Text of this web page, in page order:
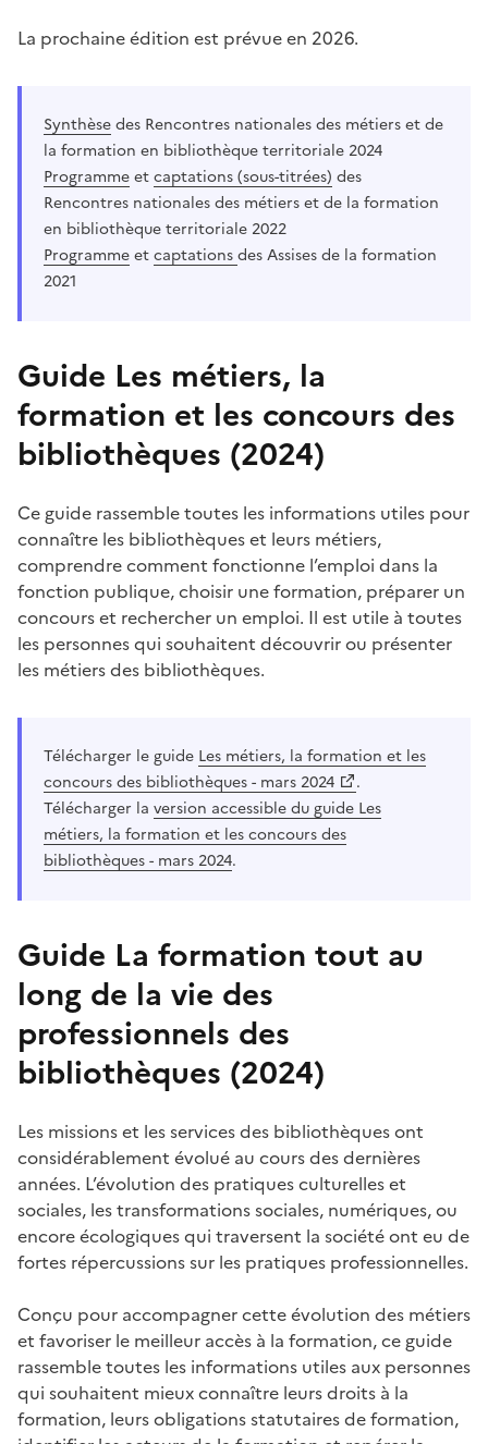
La prochaine édition est prévue en 2026.
Synthèsedes Rencontres nationales des métiers et de
la formation en bibliothèque territoriale 2024
Programmeetcaptations (sous-titrées) des
Rencontres nationales des métiers et de la formation
en bibliothèque territoriale 2022
Programmeetcaptationsdes Assises de la formation
2021
Guide Les métiers, la
formation et les concours des
bibliothèques (2024)
Ce guide rassemble toutes les informations utiles pour
connaître les bibliothèques et leurs métiers,
comprendre comment fonctionne l’emploi dans la
fonction publique, choisir une formation, préparer un
concours et rechercher un emploi. Il est utile à toutes
les personnes qui souhaitent découvrir ou présenter
les métiers des bibliothèques.
Télécharger le guide Les métiers, la formation et les
concours des bibliothèques - mars 2024
.
Télécharger la version accessible du guide Les
métiers, la formation et les concours des
bibliothèques - mars 2024.
Guide La formation tout au
long de la vie des
professionnels des
bibliothèques (2024)
Les missions et les services des bibliothèques ont
considérablement évolué au cours des dernières
années. L’évolution des pratiques culturelles et
sociales, les transformations sociales, numériques, ou
encore écologiques qui traversent la société ont eu de
fortes répercussions sur les pratiques professionnelles.
Conçu pour accompagner cette évolution des métiers
et favoriser le meilleur accès à la formation, ce guide
rassemble toutes les informations utiles aux personnes
qui souhaitent mieux connaître leurs droits à la
formation, leurs obligations statutaires de formation,